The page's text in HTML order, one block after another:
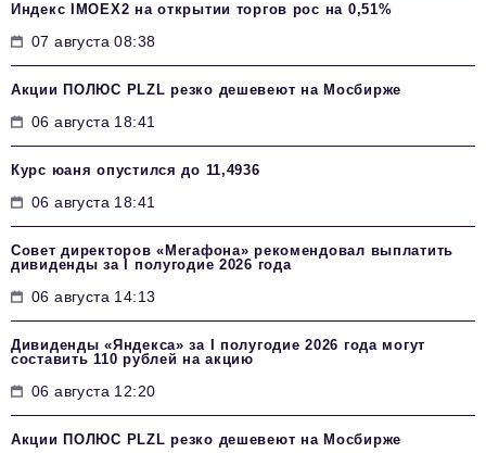
Индекс IMOEX2 на открытии торгов рос на 0,51%
07 августа 08:38
Акции ПОЛЮС PLZL резко дешевеют на Мосбирже
06 августа 18:41
Курс юаня опустился до 11,4936
06 августа 18:41
Совет директоров «Мегафона» рекомендовал выплатить
дивиденды за I полугодие 2026 года
06 августа 14:13
Дивиденды «Яндекса» за I полугодие 2026 года могут
составить 110 рублей на акцию
06 августа 12:20
Акции ПОЛЮС PLZL резко дешевеют на Мосбирже